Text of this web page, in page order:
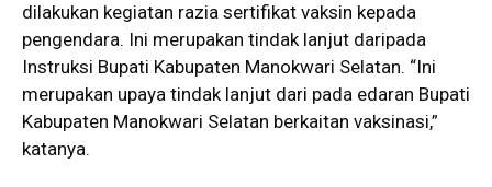
dilakukan kegiatan razia sertifikat vaksin kepada
pengendara. Ini merupakan tindak lanjut daripada
Instruksi Bupati Kabupaten Manokwari Selatan. “Ini
merupakan upaya tindak lanjut dari pada edaran Bupati
Kabupaten Manokwari Selatan berkaitan vaksinasi,”
katanya.